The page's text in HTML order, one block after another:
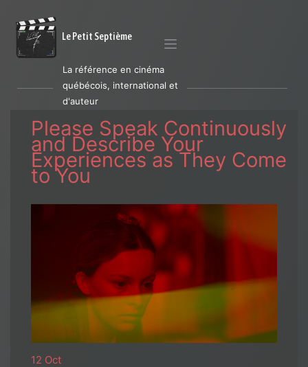
Le Petit Septième
La référence en cinéma
québécois, international et
d'auteur
Please Speak Continuously
and Describe Your
Experiences as They Come
to You
12 Oct